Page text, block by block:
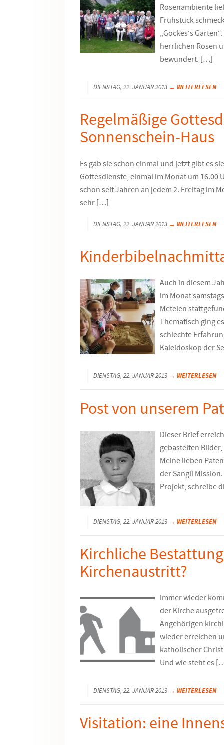
Rosenambiente
Frühstück
„Göckes‘s
herrlichen Rosen
bewundert. […]
DIENSTAG, 22. JANUAR 2013 → WEITERLESEN
Regelmäßige
Sonnenschein-Haus
Es gab sie schon einmal und jetzt gibt es
Gottesdienste, einmal im Monat um 16.00
schon seit Jahren an jedem 2. Freitag im
sehr […]
DIENSTAG, 22. JANUAR 2013 → WEITERLESEN
Auch in diesem
im Monat
Metelen
Thematisch ging
schlechte
Kaleidoskop der
DIENSTAG, 22. JANUAR 2013 → WEITERLESEN
Post von unserem
Dieser Brief
gebastelten
Meine lieben
der Sangli
Projekt, schreibe
DIENSTAG, 22. JANUAR 2013 → WEITERLESEN
Kirchliche
Kirchenaustritt?
Immer wieder
der Kirche
Angehörigen
wieder erreichen
katholischer
Und wie steht es
DIENSTAG, 22. JANUAR 2013 → WEITERLESEN
Visitation: eine